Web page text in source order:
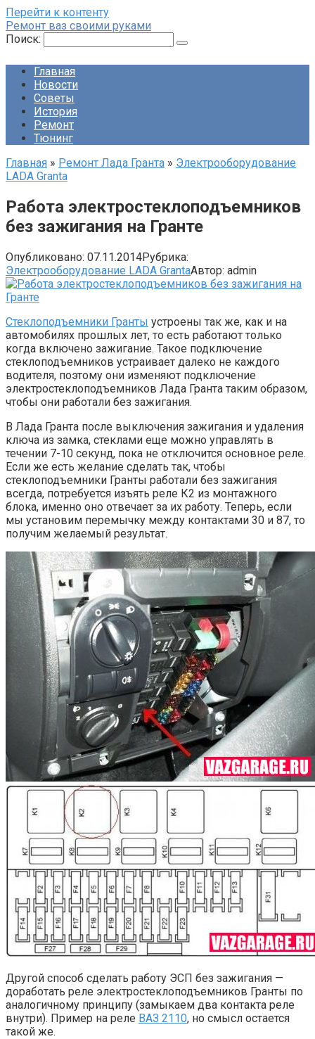
Перейти к контенту
Ремонт ваз своими руками
Поиск:
Главная
Новости
Советы
История
Ремонт
Тюнинг
Главная » Ремонт Лада Гранта » Электрооборудование
LADA Granta
Работа электростеклоподъемников
без зажигания на Гранте
Опубликовано: 07.11.2014Рубрика:
Электрооборудование LADA GrantaАвтор: admin
Стеклоподъемники Гранты устроены так же, как и на
автомобилях прошлых лет, то есть работают только
когда включено зажигание. Такое подключение
стеклоподъемников устраивает далеко не каждого
водителя, поэтому они изменяют подключение
электростеклоподъемников Лада Гранта таким образом,
чтобы они работали без зажигания.
В Лада Гранта после выключения зажигания и удаления
ключа из замка, стеклами еще можно управлять в
течении 7-10 секунд, пока не отключится основное реле.
Если же есть желание сделать так, чтобы
стеклоподъемники Гранты работали без зажигания
всегда, потребуется изъять реле К2 из монтажного
блока, именно оно отвечает за их работу. Теперь, если
мы установим перемычку между контактами 30 и 87, то
получим желаемый результат.
Другой способ сделать работу ЭСП без зажигания —
доработать реле электростеклоподъемников Гранты по
аналогичному принципу (замыкаем два контакта реле
внутри). Пример на реле ВАЗ 2110, но смысл остается
такой же.